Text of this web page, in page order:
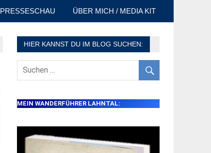
PRESSESCHAU ÜBER MICH / MEDIA KIT
HIER KANNST DU IM BLOG SUCHEN:
MEIN WANDERFÜHRER LAHNTAL: